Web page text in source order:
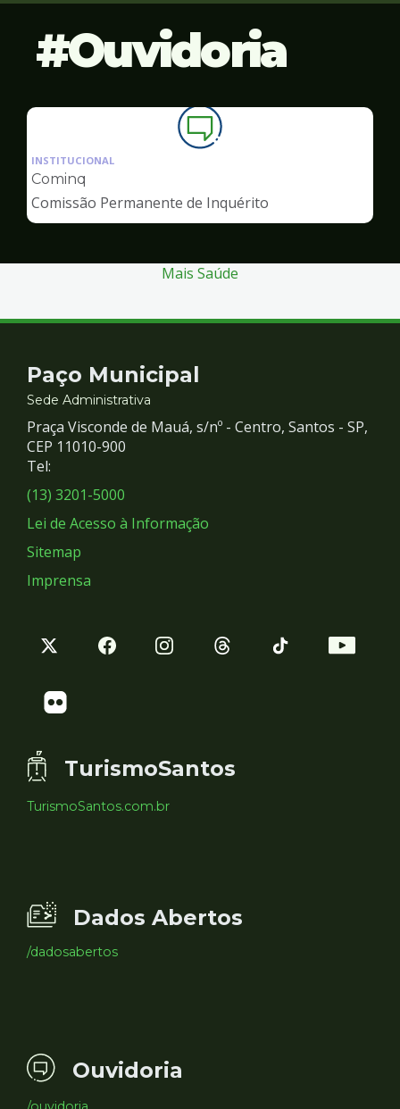
Ouvidoria
Ilustração
da
de
Ouvidoria
INSTITUCIONAL
Cominq
Comissão Permanente de Inquérito
Mais Saúde
Contato
e
Redes
Sociais
Paço Municipal
Sede Administrativa
Praça Visconde de Mauá, s/nº - Centro, Santos - SP,
CEP 11010-900
Tel:
(13) 3201-5000
Lei de Acesso à Informação
Sitemap
Imprensa
TurismoSantos
TurismoSantos.com.br
Dados Abertos
/dadosabertos
Ouvidoria